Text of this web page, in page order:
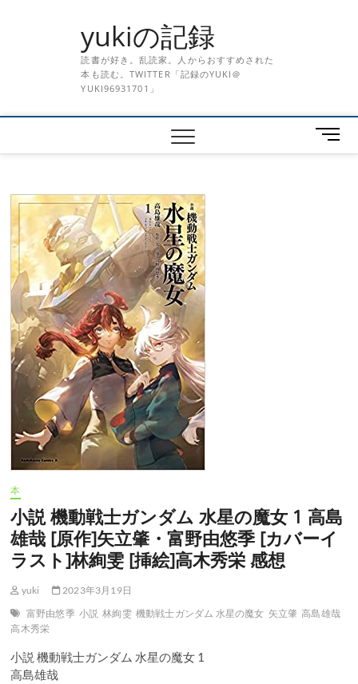
yukiの記録
読書が好き。乱読家。人からおすすめされた
本も読む。TWITTER「記録のYUKI＠
YUKI96931701」
メ
ニ
本
小説 機動戦士ガンダム 水星の魔女 1 高島
雄哉 [原作]矢立肇・富野由悠季 [カバーイ
ラスト]林絢雯 [挿絵]高木秀栄 感想
yuki
2023年3月19日
富野由悠季 小説 林絢雯 機動戦士ガンダム 水星の魔女 矢立肇 高島雄哉
高木秀栄
小説 機動戦士ガンダム 水星の魔女 1
高島雄哉